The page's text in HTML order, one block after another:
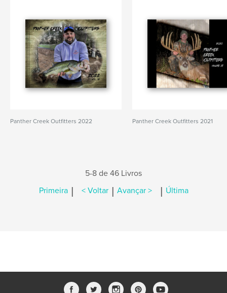
Panther Creek Outfitters 2022 Panther Creek Outfitters 2021
5-8 de 46 Livros
Primeira | < Voltar | Avançar > | Última